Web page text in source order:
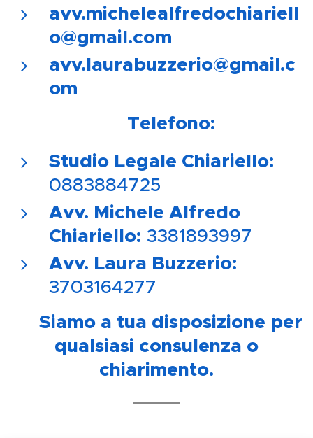
avv.michelealfredochiariell
o@gmail.com
avv.laurabuzzerio@gmail.c
om
Telefono:
Studio Legale Chiariello:
0883884725
Avv. Michele Alfredo
Chiariello: 3381893997
Avv. Laura Buzzerio:
3703164277
📍 Siamo a tua disposizione per
qualsiasi consulenza o
chiarimento.